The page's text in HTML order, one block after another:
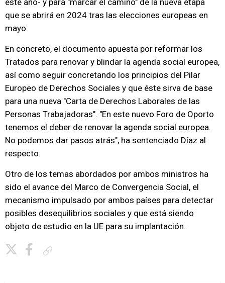
este año- y para "marcar el camino" de la nueva etapa
que se abrirá en 2024 tras las elecciones europeas en
mayo.
En concreto, el documento apuesta por reformar los
Tratados para renovar y blindar la agenda social europea,
así como seguir concretando los principios del Pilar
Europeo de Derechos Sociales y que éste sirva de base
para una nueva "Carta de Derechos Laborales de las
Personas Trabajadoras". "En este nuevo Foro de Oporto
tenemos el deber de renovar la agenda social europea.
No podemos dar pasos atrás", ha sentenciado Díaz al
respecto.
Otro de los temas abordados por ambos ministros ha
sido el avance del Marco de Convergencia Social, el
mecanismo impulsado por ambos países para detectar
posibles desequilibrios sociales y que está siendo
objeto de estudio en la UE para su implantación.